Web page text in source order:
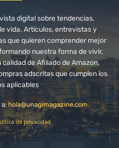
digital sobre tendencias,
vida. Artículos, entrevistas y
que quieren comprender mejor
nuestra forma de vivir,
de Afiliado de Amazon,
adscritas que cumplen los
aplicables
a:hola@unagimagazine.com
de privacidad